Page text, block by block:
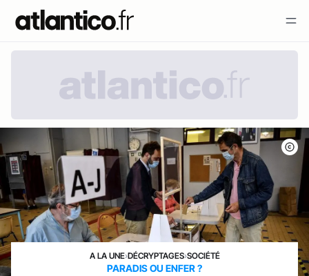
A LA UNE›DÉCRYPTAGES›SOCIÉTÉ
PARADIS OU ENFER ?